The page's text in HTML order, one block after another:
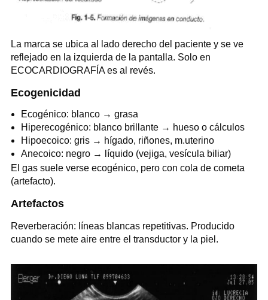
La marca se ubica al lado derecho del paciente y se ve
reflejado en la izquierda de la pantalla. Solo en
ECOCARDIOGRAFÍA es al revés.
Ecogenicidad
Ecogénico: blanco → grasa
Hiperecogénico: blanco brillante → hueso o cálculos
Hipoecoico: gris → hígado, riñones, m.uterino
Anecoico: negro → líquido (vejiga, vesícula biliar)
El gas suele verse ecogénico, pero con cola de cometa
(artefacto).
Artefactos
Reverberación: líneas blancas repetitivas. Producido
cuando se mete aire entre el transductor y la piel.